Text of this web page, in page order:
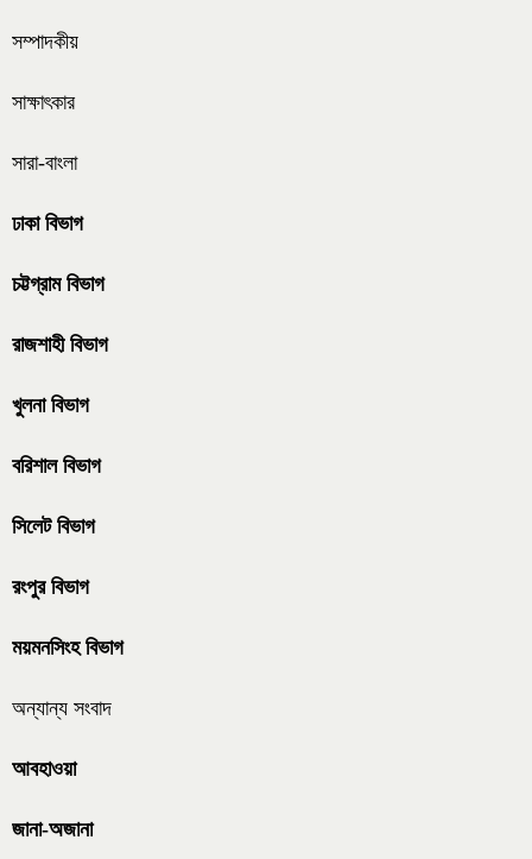
সম্পাদকীয়
সাক্ষাৎকার
সারা-বাংলা
ঢাকা বিভাগ
চট্টগ্রাম বিভাগ
রাজশাহী বিভাগ
খুলনা বিভাগ
বরিশাল বিভাগ
সিলেট বিভাগ
রংপুর বিভাগ
ময়মনসিংহ বিভাগ
অন্যান্য সংবাদ
আবহাওয়া
জানা-অজানা